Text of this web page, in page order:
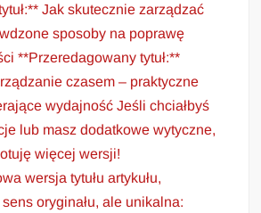
Jak skutecznie zarządzać
sposoby na poprawę
**Przeredagowany tytuł:**
czasem – praktyczne
wydajność Jeśli chciałbyś
lub masz dodatkowe wytyczne,
więcej wersji!
wersja tytułu artykułu,
oryginału, ale unikalna: